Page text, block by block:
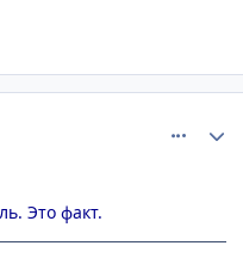
Это факт.